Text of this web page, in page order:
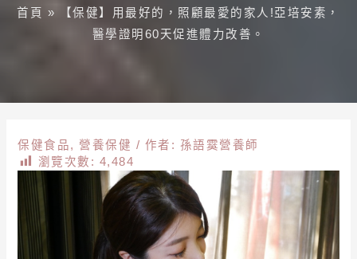
首頁 »
【保健】用最好的，照顧最愛的家人!亞培安素，
醫學證明60天促進體力改善。
保健食品, 營養保健 / 作者: 孫語霙營養師
瀏覽次數: 4,484